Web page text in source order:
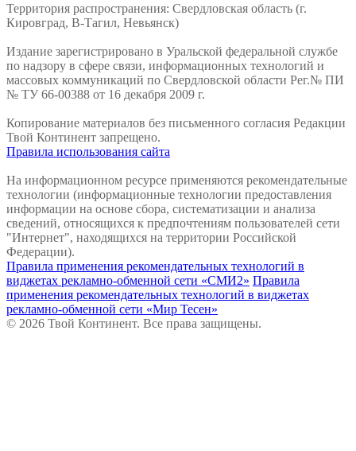
Территория распространения: Свердловская область (г.
Кировград, В-Тагил, Невьянск)
Издание зарегистрировано в Уральской федеральной службе
по надзору в сфере связи, информационных технологий и
массовых коммуникаций по Свердловской области Рег.№ ПИ
№ ТУ 66-00388 от 16 декабря 2009 г.
Копирование материалов без письменного согласия Редакции
Твой Континент запрещено.
Правила использования сайта
На информационном ресурсе применяются рекомендательные
технологии (информационные технологии предоставления
информации на основе сбора, систематизации и анализа
сведений, относящихся к предпочтениям пользователей сети
"Интернет", находящихся на территории Российской
Федерации).
Правила применения рекомендательных технологий в
виджетах рекламно-обменной сети «СМИ2» Правила
применения рекомендательных технологий в виджетах
рекламно-обменной сети «Мир Тесен»
© 2026 Твой Континент. Все права защищены.